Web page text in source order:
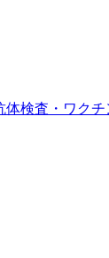
検査・ワク